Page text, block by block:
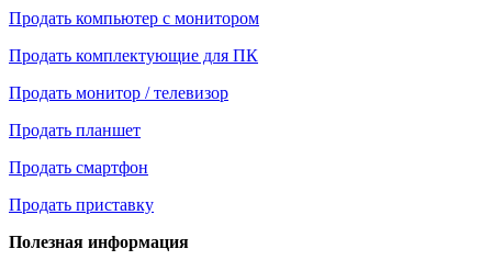
Продать компьютер с монитором
Продать комплектующие для ПК
Продать монитор / телевизор
Продать планшет
Продать смартфон
Продать приставку
Полезная информация